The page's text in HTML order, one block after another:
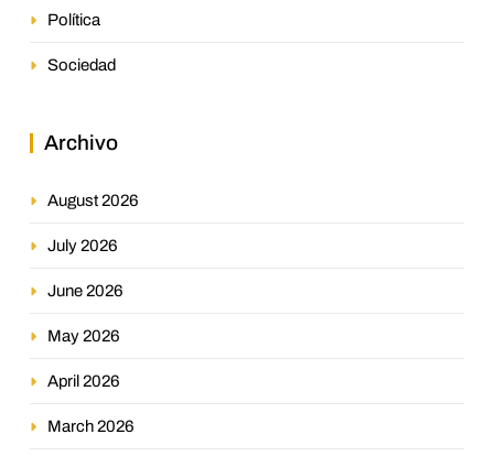
Política
Sociedad
Archivo
August 2026
July 2026
June 2026
May 2026
April 2026
March 2026